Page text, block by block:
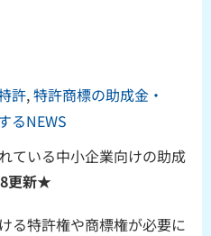
許,特許商標の助成金・
るNEWS
いる中小企業向けの助成
更新★
る特許権や商標権が必要に